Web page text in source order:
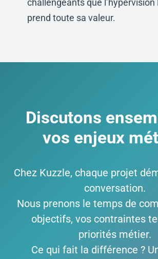
challengeants que l’hypervision
prend toute sa valeur.
Discutons
vos enjeux
Chez Kuzzle, chaque projet
conversation.
Nous prenons le temps de
objectifs, vos contraintes
priorités métier.
Ce qui fait la différence ?